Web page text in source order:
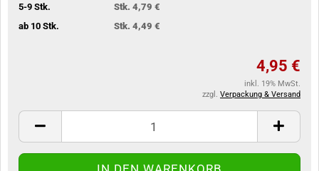
5-9 Stk.
Stk. 4,79 €
ab 10 Stk.
Stk. 4,49 €
4,95 €
inkl. 19% MwSt.
zzgl. Verpackung & Versand